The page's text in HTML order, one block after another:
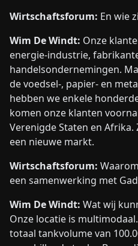
Wirtschaftsforum: En wie
Wim De Windt: Onze
energie-industrie,
handelsondernemingen.
de voedsel-, papier- en
hebben we enkele
komen onze klanten
Verenigde Staten en Afrika.
een nieuwe markt.
Wirtschaftsforum:
een samenwerking met
Wim De Windt: Wat wij
Onze locatie is
totaal tankvolume van